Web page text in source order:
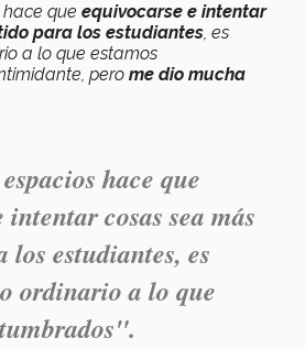
que equivocarse e intentar
para los estudiantes, es
a lo que estamos
pero me dio mucha
hace que
intentar cosas sea más
los estudiantes, es
ordinario a lo que